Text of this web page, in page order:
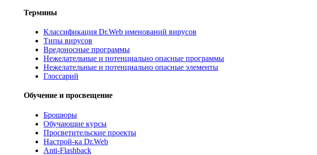
Термины
Классификация Dr.Web именований вирусов
Типы вирусов
Вредоносные программы
Нежелательные и потенциально опасные программы
Нежелательные и потенциально опасные элементы
Глоссарий
Обучение и просвещение
Брошюры
Обучающие курсы
Просветительские проекты
Настрой-ка Dr.Web
Anti-Flashback